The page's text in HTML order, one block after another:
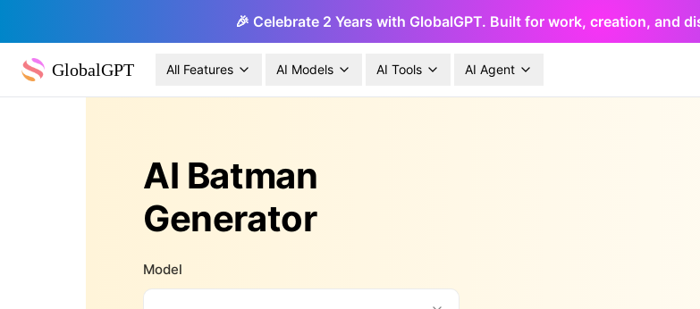
🎉 Celebrate 2 Years with GlobalGPT. Built for work, creation, and
GlobalGPT All Features AI Models AI Tools AI Agent
AI Batman
Generator
Model